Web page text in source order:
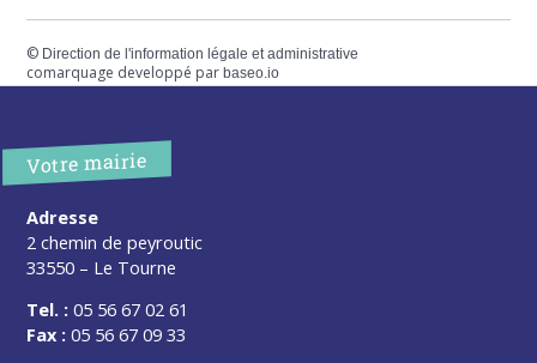
© Direction de l'information légale et administrative
comarquage developpé parbaseo.io
Votre mairie
Adresse
2 chemin de peyroutic
33550 – Le Tourne
Tel. : 05 56 67 02 61
Fax : 05 56 67 09 33